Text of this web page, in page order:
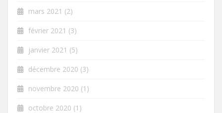
mars 2021 (2)
février 2021 (3)
janvier 2021 (5)
décembre 2020 (3)
novembre 2020 (1)
octobre 2020 (1)